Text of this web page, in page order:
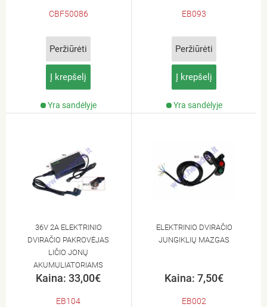
CBF50086
Peržiūrėti
Į krepšelį
Yra sandėlyje
EB093
Peržiūrėti
Į krepšelį
Yra sandėlyje
36V 2A ELEKTRINIO
DVIRAČIO PAKROVĖJAS
LIČIO JONŲ
AKUMULIATORIAMS
EB18,EB19
Kaina: 33,00€
EB104
ELEKTRINIO DVIRAČIO
JUNGIKLIŲ MAZGAS
Kaina: 7,50€
EB002